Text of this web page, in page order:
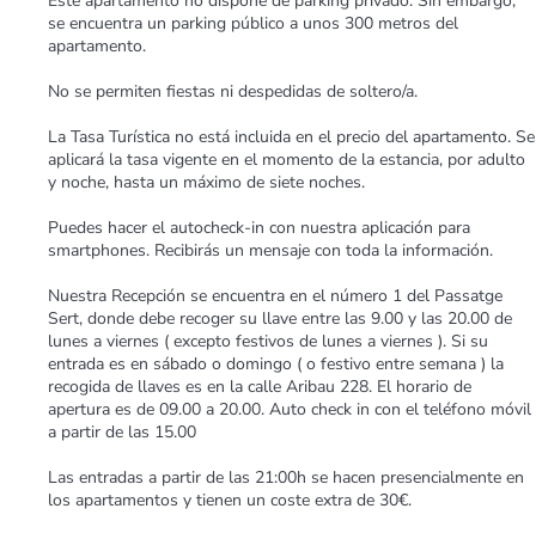
se encuentra un parking público a unos 300 metros del
apartamento.
No se permiten fiestas ni despedidas de soltero/a.
La Tasa Turística no está incluida en el precio del apartamento. Se
aplicará la tasa vigente en el momento de la estancia, por adulto
y noche, hasta un máximo de siete noches.
Puedes hacer el autocheck-in con nuestra aplicación para
smartphones. Recibirás un mensaje con toda la información.
Nuestra Recepción se encuentra en el número 1 del Passatge
Sert, donde debe recoger su llave entre las 9.00 y las 20.00 de
lunes a viernes ( excepto festivos de lunes a viernes ). Si su
entrada es en sábado o domingo ( o festivo entre semana ) la
recogida de llaves es en la calle Aribau 228. El horario de
apertura es de 09.00 a 20.00. Auto check in con el teléfono móvil
a partir de las 15.00
Las entradas a partir de las 21:00h se hacen presencialmente en
los apartamentos y tienen un coste extra de 30€.